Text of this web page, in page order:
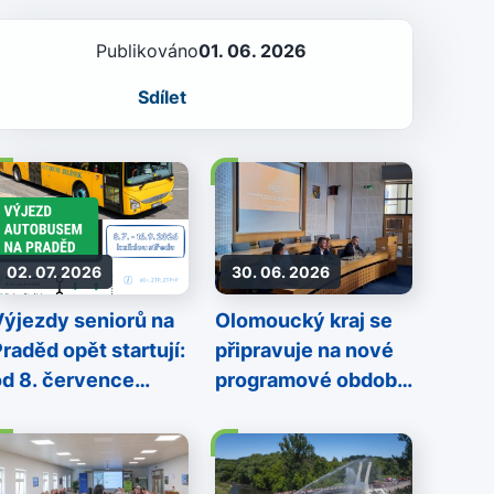
Publikováno01. 06. 2026
Sdílet
02. 07. 2026
seniorů na
opět startují:
8. července
30. 06. 2026
Olomoucký kraj se
připravuje na nové
programové období